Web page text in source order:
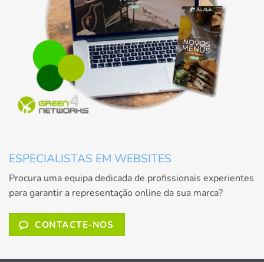
ESPECIALISTAS EM WEBSITES
Procura uma equipa dedicada de profissionais experientes
para garantir a representação online da sua marca?
CONTACTE-NOS